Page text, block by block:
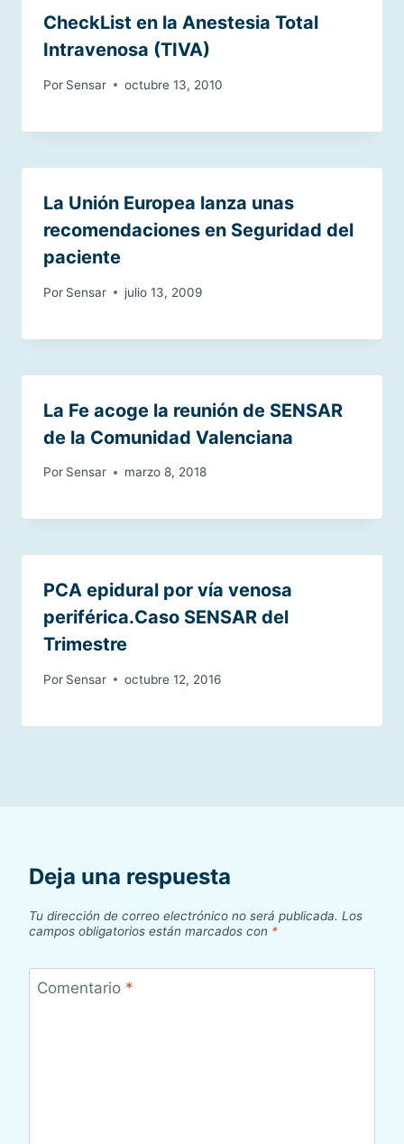
CheckList en la Anestesia Total
Intravenosa (TIVA)
Por Sensar octubre 13, 2010
La Unión Europea lanza unas
recomendaciones en Seguridad del
paciente
Por Sensar julio 13, 2009
La Fe acoge la reunión de SENSAR
de la Comunidad Valenciana
Por Sensar marzo 8, 2018
PCA epidural por vía venosa
periférica.Caso SENSAR del
Trimestre
Por Sensar octubre 12, 2016
Deja una respuesta
Tu dirección de correo electrónico no será publicada. Los
campos obligatorios están marcados con *
Comentario *